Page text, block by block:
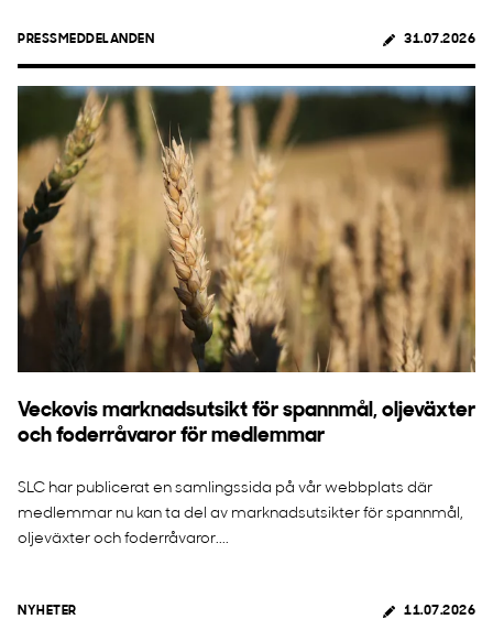
PRESSMEDDELANDEN 31.07.2026
Veckovis marknadsutsikt för spannmål, oljeväxter
och foderråvaror för medlemmar
SLC har publicerat en samlingssida på vår webbplats där
medlemmar nu kan ta del av marknadsutsikter för spannmål,
oljeväxter och foderråvaror....
NYHETER 11.07.2026